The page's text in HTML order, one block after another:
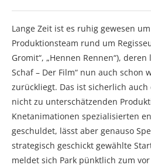
Lange Zeit ist es ruhig gewesen
Produktionsteam rund um
Gromit“, „Hennen Rennen“),
Schaf – Der Film“ nun auch schon
zurückliegt. Das ist sicherlich
nicht zu unterschätzenden
Knetanimationen spezialisierten
geschuldet, lässt aber genauso
strategisch geschickt gewählte
meldet sich Park pünktlich zum